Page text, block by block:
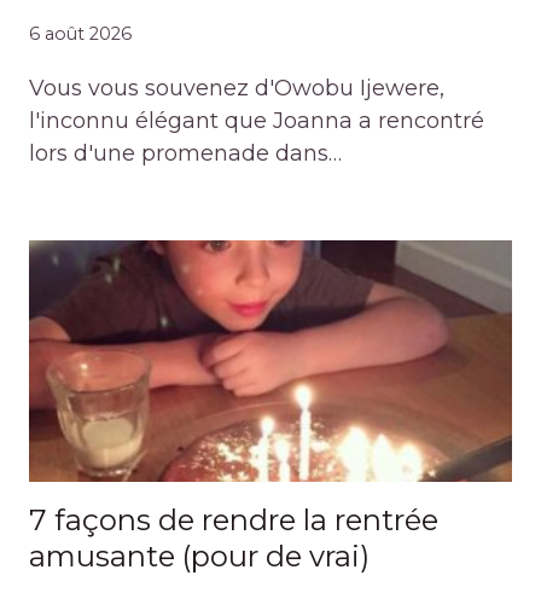
6 août 2026
Vous vous souvenez d'Owobu Ijewere,
l'inconnu élégant que Joanna a rencontré
lors d'une promenade dans…
7 façons de rendre la rentrée
amusante (pour de vrai)